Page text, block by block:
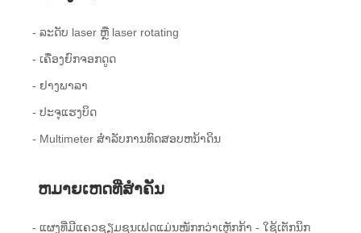
- ລະດັບ laser ຫຼື laser rotating
- ເຄື່ອງຍົກຈອກດູດ
- ຢາງພາລາ
- ປະ​ຈຸ​ແຮງ​ບິດ​
- Multimeter ສໍາລັບການທົດສອບຫນ້າດິນ
ຫມາຍເຫດທີ່ສໍາຄັນ
- ແຜງທີ່ມີແຄວຊຽມຊູນເຟດແມ່ນໜັກກວ່າເຫຼັກກ້າ - ໃຊ້ເຕັກນິກ